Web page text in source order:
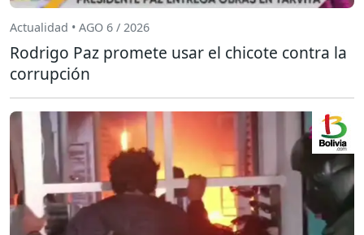
Actualidad • AGO 6 / 2026
Rodrigo Paz promete usar el chicote contra la
corrupción